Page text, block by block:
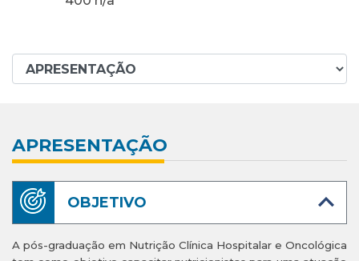
APRESENTAÇÃO
OBJETIVO
A pós-graduação em Nutrição Clínica Hospitalar e Oncológica